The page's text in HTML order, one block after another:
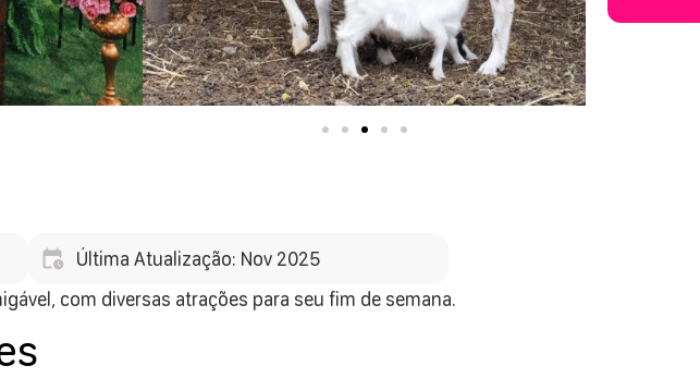
Última Atualização: Nov 2025
com diversas atrações para seu fim de semana.